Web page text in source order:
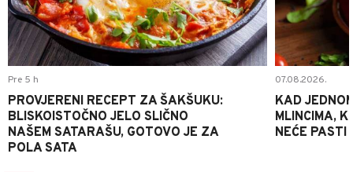
Pre 5 h
PROVJERENI RECEPT ZA ŠAKŠUKU:
BLISKOISTOČNO JELO SLIČNO
NAŠEM SATARAŠU, GOTOVO JE ZA
POLA SATA
07.08.2026.
KAD
MLINCIMA,
NEĆE PASTI